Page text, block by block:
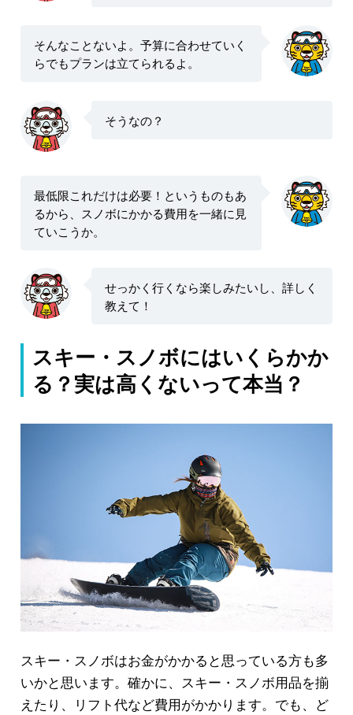
そんなことないよ。予算に合わせていく
らでもプランは立てられるよ。
そうなの？
最低限これだけは必要！というものもあ
るから、スノボにかかる費用を一緒に見
ていこうか。
せっかく行くなら楽しみたいし、詳しく
教えて！
スキー・スノボにはいくらかか
る？実は高くないって本当？
スキー・スノボはお金がかかると思っている方も多
いかと思います。確かに、スキー・スノボ用品を揃
えたり、リフト代など費用がかかります。でも、ど